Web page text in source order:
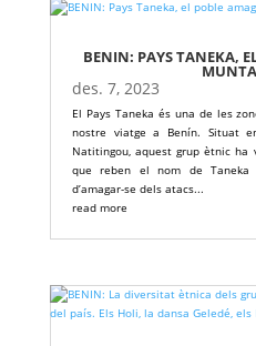
BENIN: PAYS TANEKA,
des. 7, 2023
El Pays Taneka és una de les
nostre viatge a Benín. Situat
Natitingou, aquest grup ètnic ha
que reben el nom de Taneka
d’amagar-se dels atacs...
read more